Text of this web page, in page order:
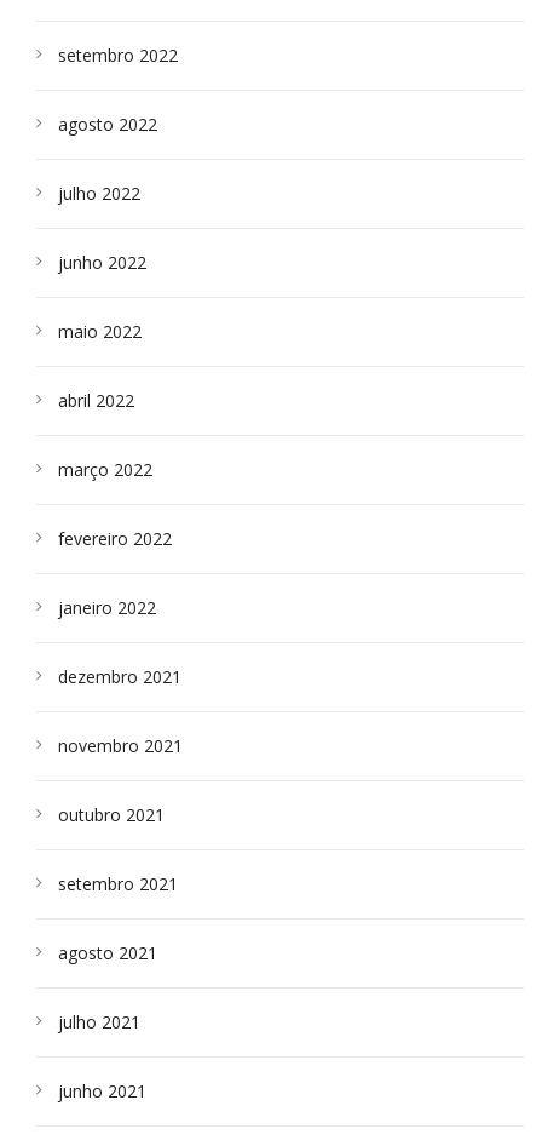
setembro 2022
agosto 2022
julho 2022
junho 2022
maio 2022
abril 2022
março 2022
fevereiro 2022
janeiro 2022
dezembro 2021
novembro 2021
outubro 2021
setembro 2021
agosto 2021
julho 2021
junho 2021